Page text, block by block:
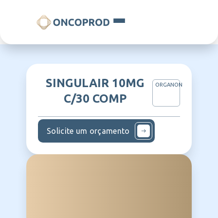
SINGULAIR 10MG
C/30 COMP
ORGANON
Solicite um orçamento